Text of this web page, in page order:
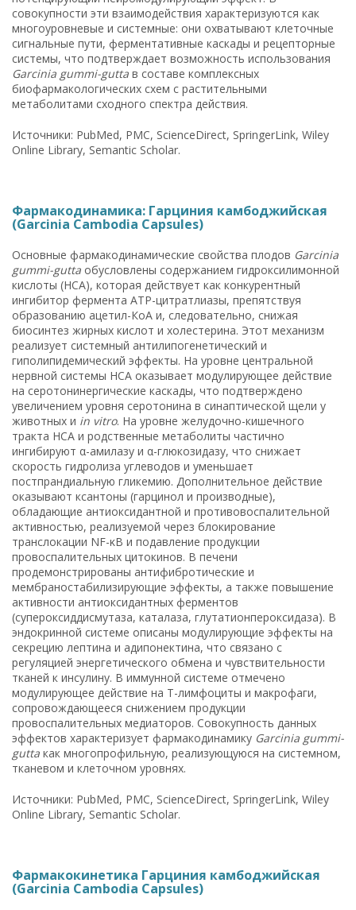
совокупности эти взаимодействия характеризуются как
многоуровневые и системные: они охватывают клеточные
сигнальные пути, ферментативные каскады и рецепторные
системы, что подтверждает возможность использования
Garcinia gummi-gutta в составе комплексных
биофармакологических схем с растительными
метаболитами сходного спектра действия.
Источники: PubMed, PMC, ScienceDirect, SpringerLink, Wiley
Online Library, Semantic Scholar.
Фармакодинамика: Гарциния камбоджийская
(Garcinia Cambodia Capsules)
Основные фармакодинамические свойства плодов Garcinia
gummi-gutta обусловлены содержанием гидроксилимонной
кислоты (HCA), которая действует как конкурентный
ингибитор фермента ATP-цитратлиазы, препятствуя
образованию ацетил-КоА и, следовательно, снижая
биосинтез жирных кислот и холестерина. Этот механизм
реализует системный антилипогенетический и
гиполипидемический эффекты. На уровне центральной
нервной системы HCA оказывает модулирующее действие
на серотонинергические каскады, что подтверждено
увеличением уровня серотонина в синаптической щели у
животных и in vitro. На уровне желудочно-кишечного
тракта HCA и родственные метаболиты частично
ингибируют α-амилазу и α-глюкозидазу, что снижает
скорость гидролиза углеводов и уменьшает
постпрандиальную гликемию. Дополнительное действие
оказывают ксантоны (гарцинол и производные),
обладающие антиоксидантной и противовоспалительной
активностью, реализуемой через блокирование
транслокации NF-κB и подавление продукции
провоспалительных цитокинов. В печени
продемонстрированы антифибротические и
мембраностабилизирующие эффекты, а также повышение
активности антиоксидантных ферментов
(супероксиддисмутаза, каталаза, глутатионпероксидаза). В
эндокринной системе описаны модулирующие эффекты на
секрецию лептина и адипонектина, что связано с
регуляцией энергетического обмена и чувствительности
тканей к инсулину. В иммунной системе отмечено
модулирующее действие на Т-лимфоциты и макрофаги,
сопровождающееся снижением продукции
провоспалительных медиаторов. Совокупность данных
эффектов характеризует фармакодинамику Garcinia gummi-
gutta как многопрофильную, реализующуюся на системном,
тканевом и клеточном уровнях.
Источники: PubMed, PMC, ScienceDirect, SpringerLink, Wiley
Online Library, Semantic Scholar.
Фармакокинетика Гарциния камбоджийская
(Garcinia Cambodia Capsules)